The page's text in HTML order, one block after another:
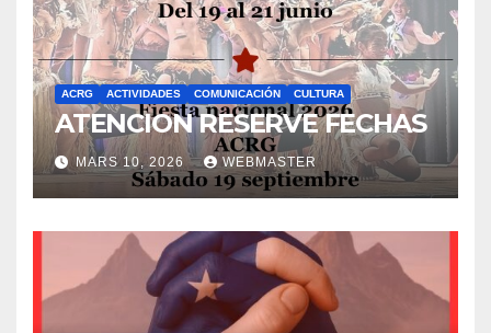
ACRG ACTIVIDADES COMUNICACIÓN CULTURA
ATENCION RESERVE FECHAS
MARS 10, 2026 WEBMASTER